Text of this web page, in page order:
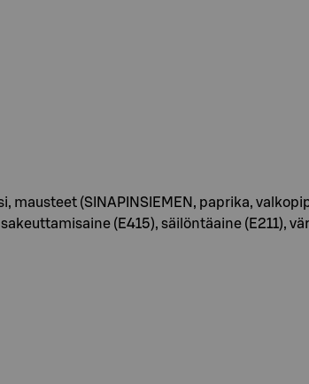
mausteet (SINAPINSIEMEN, paprika,
(E415), säilöntäaine (E211),